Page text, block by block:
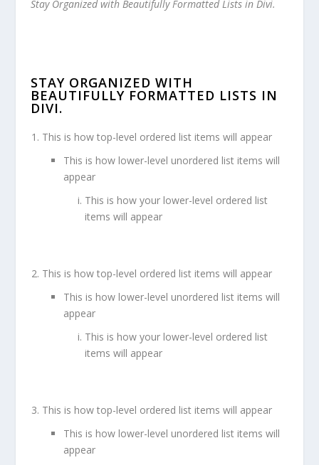
Stay Organized with Beautifully Formatted Lists in Divi.
STAY ORGANIZED WITH
BEAUTIFULLY FORMATTED LISTS IN
DIVI.
This is how top-level ordered list items will appear
This is how lower-level unordered list items will
appear
This is how your lower-level ordered list
items will appear
This is how top-level ordered list items will appear
This is how lower-level unordered list items will
appear
This is how your lower-level ordered list
items will appear
This is how top-level ordered list items will appear
This is how lower-level unordered list items will
appear